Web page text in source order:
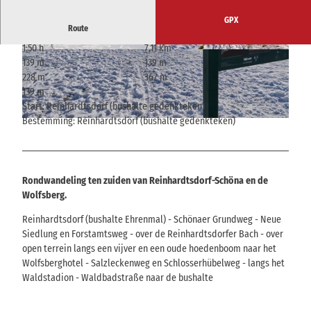
© Yvonne Brückner, Tourismusverband Sächsische Schweiz
© Yvonne Brückner, Tourismusverband Sächsis
che Schweiz
© Yvonne Brückner, Tourismusverband Sächsis
che Schweiz
Route
GPX
1:50 h
7,11 km
139 m
139 m
228 m
367 m
139 m
Start: Reinhardtsdorf (bushalte gedenkteken)
Bestemming: Reinhardtsdorf (bushalte gedenkteken)
Rondwandeling ten zuiden van Reinhardtsdorf-Schöna en de
Wolfsberg.
Reinhardtsdorf (bushalte Ehrenmal) - Schönaer Grundweg - Neue
Siedlung en Forstamtsweg - over de Reinhardtsdorfer Bach - over
open terrein langs een vijver en een oude hoedenboom naar het
Wolfsberghotel - Salzleckenweg en Schlosserhübelweg - langs het
Waldstadion - Waldbadstraße naar de bushalte